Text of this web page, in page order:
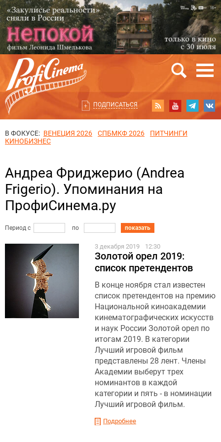
ПОДПИСАТЬСЯ
В ФОКУСЕ: ВЕНЕЦИЯ 2026 СПБМКФ 2026
ПИТЧИНГИ
КИНОБИЗНЕС
Андреа Фриджерио (Andrea
Frigerio). Упоминания на
ПрофиСинема.ру
Период с по показать
3 декабря 2019 12:30
Золотой орел 2019:
список претендентов
В конце ноября стал известен
список претендентов на премию
Национальной киноакадемии
кинематографических искусств
и наук России Золотой орел по
итогам 2019. В категории
Лучший игровой фильм
представлены 28 лент. Члены
Академии выберут трех
номинантов в каждой
категории и пять - в номинации
Лучший игровой фильм.
Подробнее